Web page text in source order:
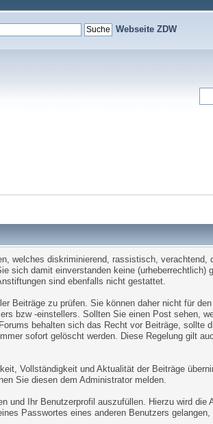
Webseite ZDW
welches diskriminierend, rassistisch, verachtend,
sich damit einverstanden keine (urheberrechtlich)
sind ebenfalls nicht gestattet.
Beiträge zu prüfen. Sie können daher nicht für
bzw -einstellers. Sollten Sie einen Post sehen,
behalten sich das Recht vor Beiträge, sollte
sofort gelöscht werden. Diese Regelung gilt
Vollständigkeit und Aktualität der Beiträge
Sie diesen dem Administrator melden.
und Ihr Benutzerprofil auszufüllen. Hierzu wird die
Passwortes eines anderen Benutzers